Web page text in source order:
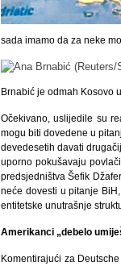
sada imamo da za neke
Brnabić je odmah Kosovo
Očekivano, uslijedile su
mogu biti dovedene u
devedesetih davati
uporno pokušavaju
predsjedništva Šefik
neće dovesti u pitanje
entitetske unutrašnje
Amerikanci „debelo
Komentirajući za